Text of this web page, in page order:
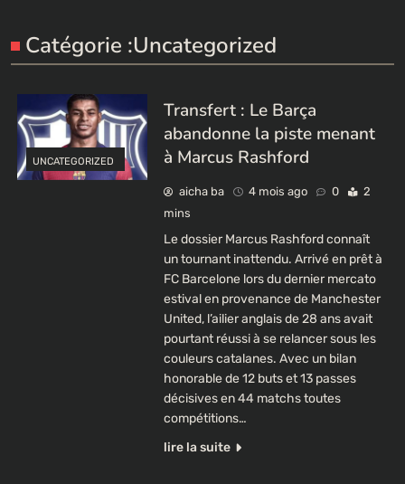
Catégorie :Uncategorized
UNCATEGORIZED
Transfert : Le Barça
abandonne la piste menant
à Marcus Rashford
aicha ba 4 mois ago 0
2
mins
Le dossier Marcus Rashford connaît
un tournant inattendu. Arrivé en prêt à
FC Barcelone lors du dernier mercato
estival en provenance de Manchester
United, l’ailier anglais de 28 ans avait
pourtant réussi à se relancer sous les
couleurs catalanes. Avec un bilan
honorable de 12 buts et 13 passes
décisives en 44 matchs toutes
compétitions…
lire la suite